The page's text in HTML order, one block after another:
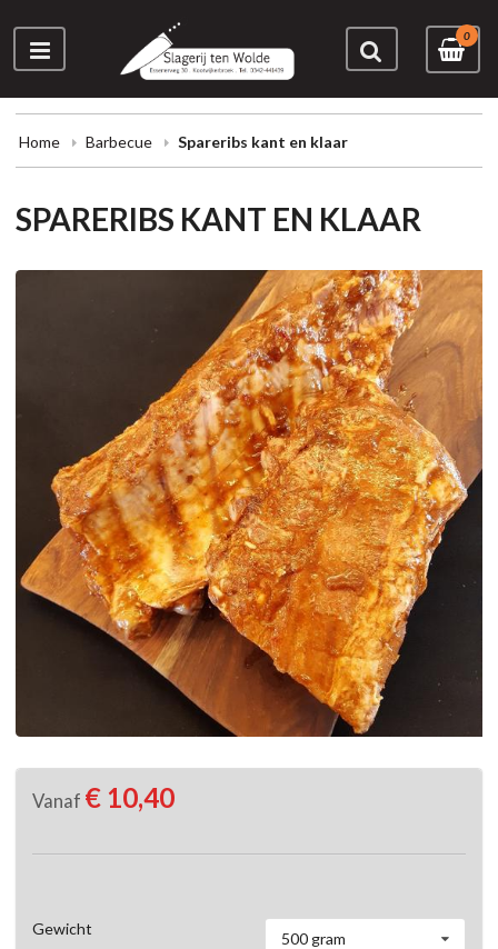
0
Home Barbecue Spareribs kant en klaar
SPARERIBS KANT EN KLAAR
Vanaf € 10,40
Gewicht
500 gram